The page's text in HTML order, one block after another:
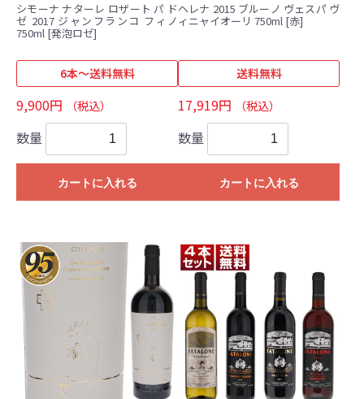
シモーナ ナターレ ロザート パ ド
ゼ 2017 ジャンフランコ フィノ
750ml [発泡ロゼ]
6本～送料無料
9,900円 （税込）
数量
カートに入れる
ヘレナ 2015 ブルーノ ヴェスパ ヴ
ィニャイオーリ 750ml [赤]
送料無料
17,919円 （税込）
数量
カートに入れる